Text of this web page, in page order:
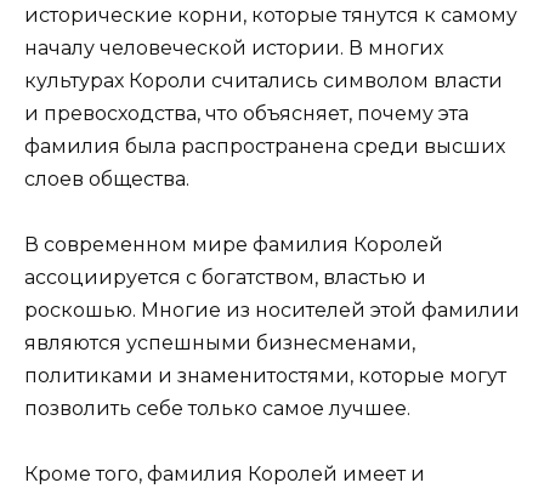
исторические корни, которые тянутся к самому
началу человеческой истории. В многих
культурах Короли считались символом власти
и превосходства, что объясняет, почему эта
фамилия была распространена среди высших
слоев общества.
В современном мире фамилия Королей
ассоциируется с богатством, властью и
роскошью. Многие из носителей этой фамилии
являются успешными бизнесменами,
политиками и знаменитостями, которые могут
позволить себе только самое лучшее.
Кроме того, фамилия Королей имеет и